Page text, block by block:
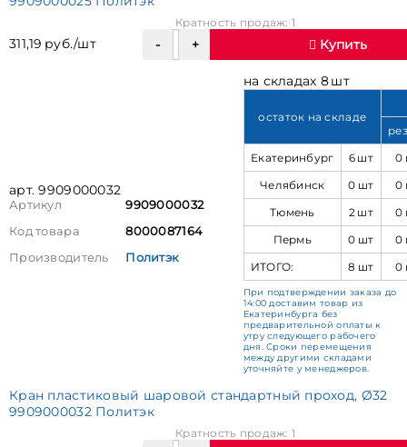
311,19 руб./шт
Кратность продаж: 1
Купить
арт. 9909000032
Артикул
9909000032
Код товара
8000087164
Производитель
Политэк
на складах 8 шт
остаток на складе
Екатеринбург
6 шт
0
Челябинск
0 шт
0
Тюмень
2 шт
0
Пермь
0 шт
0
ИТОГО:
8 шт 0
При подтверждении заказа до
14:00 доставим товар из
Екатеринбурга без
предварительной оплаты к
утру следующего рабочего
дня. Сроки перемещения
между другими складами
уточняйте у менеджеров.
Кран пластиковый шаровой стандартный проход, Ø32
9909000032 Политэк
Кратность продаж: 1